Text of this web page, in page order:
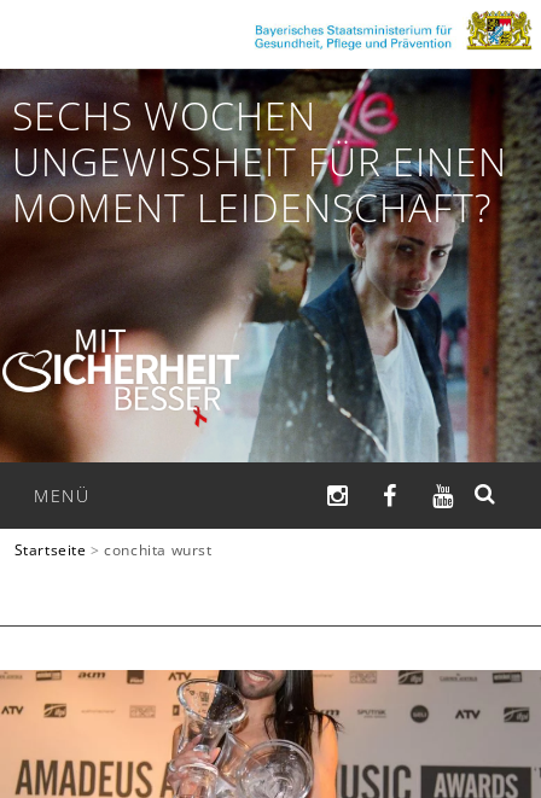
springen
SECHS WOCHEN
UNGEWISSHEIT FÜR EINEN
MOMENT LEIDENSCHAFT?
MENÜ INSTAGRAMFACEBOOK
Startseite >conchita wurst